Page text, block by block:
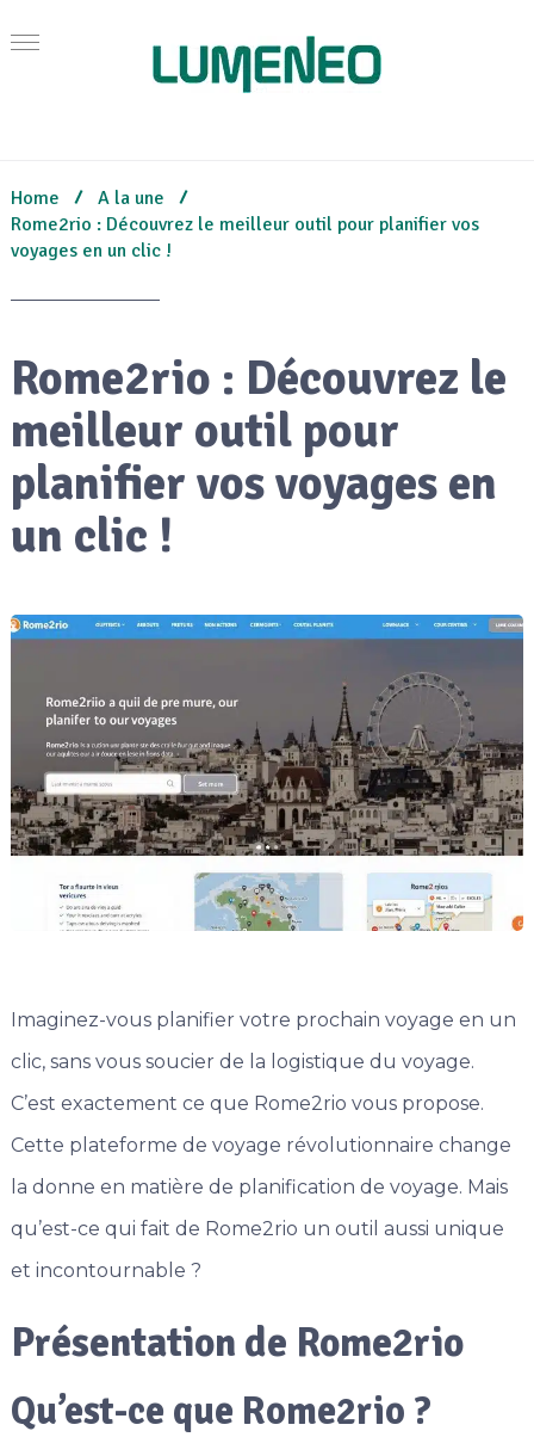
Home
A la une
Rome2rio : Découvrez le meilleur outil pour planifier vos
voyages en un clic !
Rome2rio : Découvrez le
meilleur outil pour
planifier vos voyages en
un clic !
Imaginez-vous planifier votre prochain voyage en un
clic, sans vous soucier de la logistique du voyage.
C’est exactement ce que Rome2rio vous propose.
Cette plateforme de voyage révolutionnaire change
la donne en matière de planification de voyage. Mais
qu’est-ce qui fait de Rome2rio un outil aussi unique
et incontournable ?
Présentation de Rome2rio
Qu’est-ce que Rome2rio ?